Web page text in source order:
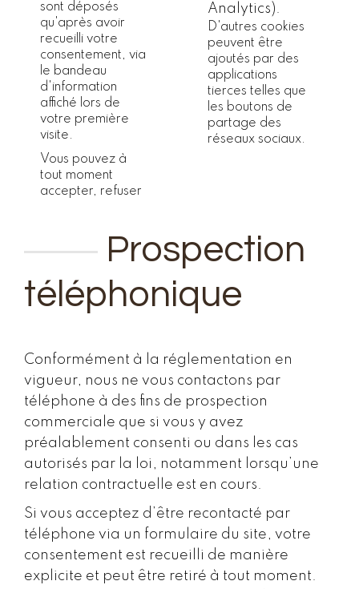
sont déposés
qu'après avoir
recueilli votre
consentement, via
le bandeau
d'information
affiché lors de
votre première
visite.
Vous pouvez à
tout moment
accepter, refuser
Analytics).
D'autres cookies
peuvent être
ajoutés par des
applications
tierces telles que
les boutons de
partage des
réseaux sociaux.
Prospection
téléphonique
Conformément à la réglementation en
vigueur, nous ne vous contactons par
téléphone à des fins de prospection
commerciale que si vous y avez
préalablement consenti ou dans les cas
autorisés par la loi, notamment lorsqu’une
relation contractuelle est en cours.
Si vous acceptez d’être recontacté par
téléphone via un formulaire du site, votre
consentement est recueilli de manière
explicite et peut être retiré à tout moment.